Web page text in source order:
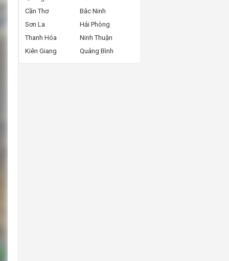
Cần Thơ
Bắc Ninh
Sơn La
Hải Phòng
Thanh Hóa
Ninh Thuận
Kiên Giang
Quảng Bình